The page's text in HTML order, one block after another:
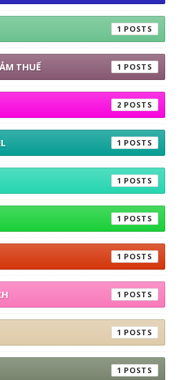
1
THUẾ 1
2
1
1
1
1
1
1
1